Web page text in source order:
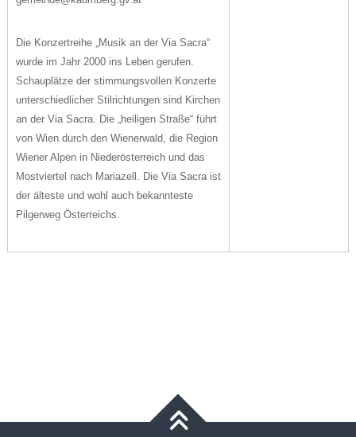
Die Konzertreihe „Musik an der Via Sacra“
wurde im Jahr 2000 ins Leben gerufen.
Schauplätze der stimmungsvollen Konzerte
unterschiedlicher Stilrichtungen sind Kirchen
an der Via Sacra. Die „heiligen Straße“ führt
von Wien durch den Wienerwald, die Region
Wiener Alpen in Niederösterreich und das
Mostviertel nach Mariazell. Die Via Sacra ist
der älteste und wohl auch bekannteste
Pilgerweg Österreichs.